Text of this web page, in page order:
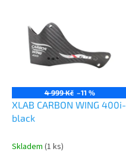
4 999 Kč –11 %
XLAB CARBON WING 400i-
black
Skladem (1 ks)